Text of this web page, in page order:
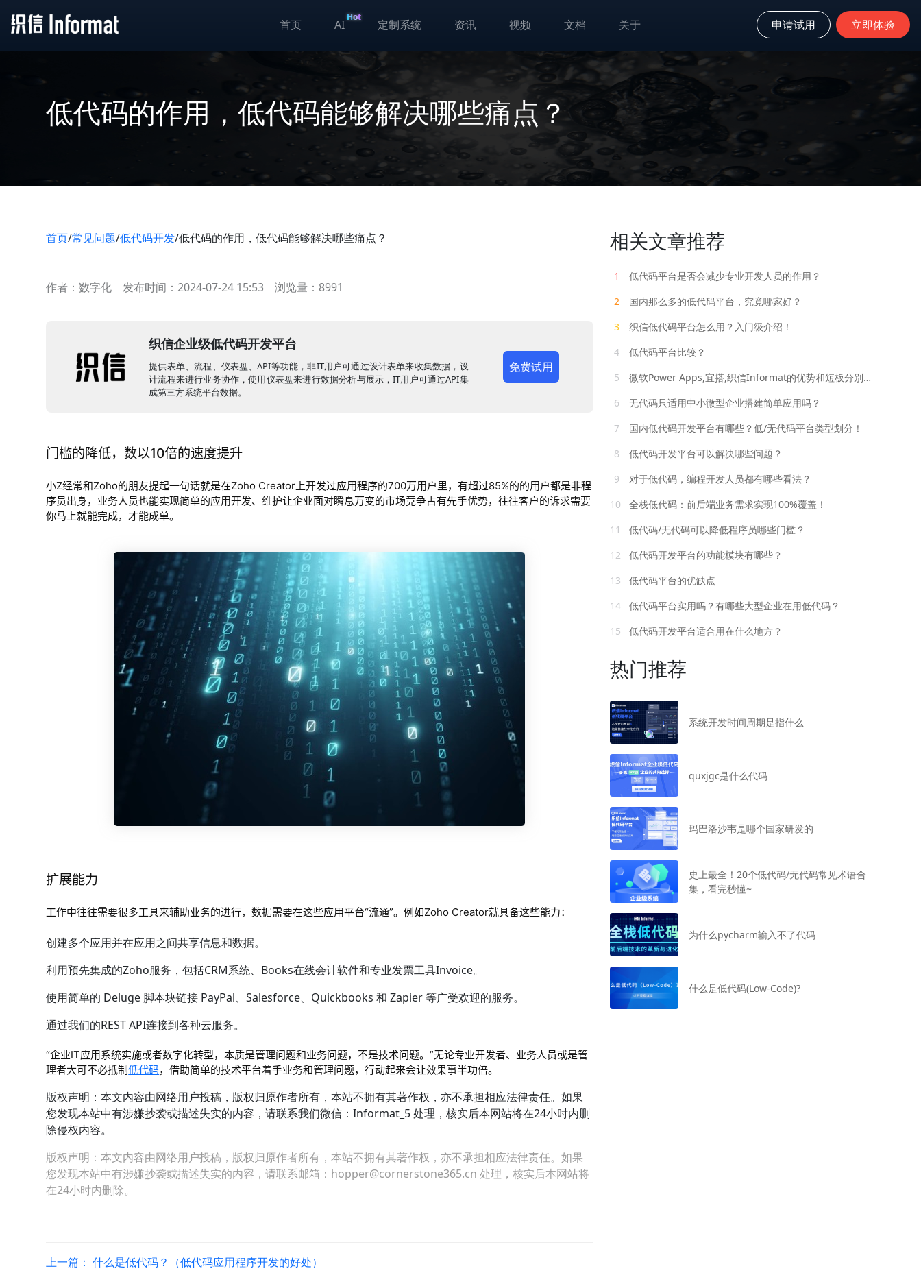
首页 AI 定制系统 资讯 视频 文档 关于 申请试用 立即体验
低代码的作用，低代码能够解决哪些痛点？
首页/常见问题/低代码开发/低代码的作用，低代码能够解决哪些痛点？
作者：数字化 发布时间：2024-07-24 15:53 浏览量：8991
织信企业级低代码开发平台
提供表单、流程、仪表盘、API等功能，非IT用户可通过设计表单来收集数据，设
计流程来进行业务协作，使用仪表盘来进行数据分析与展示，IT用户可通过API集
成第三方系统平台数据。
免费试用
门槛的降低，数以10倍的速度提升
小Z经常和Zoho的朋友提起一句话就是在Zoho Creator上开发过应用程序的700万用户里，有超过85%的的用户都是非程
序员出身，业务人员也能实现简单的应用开发、维护让企业面对瞬息万变的市场竞争占有先手优势，往往客户的诉求需要
你马上就能完成，才能成单。
扩展能力
工作中往往需要很多工具来辅助业务的进行，数据需要在这些应用平台“流通”。例如Zoho Creator就具备这些能力：
创建多个应用并在应用之间共享信息和数据。
利用预先集成的Zoho服务，包括CRM系统、Books在线会计软件和专业发票工具Invoice。
使用简单的 Deluge 脚本块链接 PayPal、Salesforce、Quickbooks 和 Zapier 等广受欢迎的服务。
通过我们的REST API连接到各种云服务。
“企业IT应用系统实施或者数字化转型，本质是管理问题和业务问题，不是技术问题。”无论专业开发者、业务人员或是管
理者大可不必抵制低代码，借助简单的技术平台着手业务和管理问题，行动起来会让效果事半功倍。
版权声明：本文内容由网络用户投稿，版权归原作者所有，本站不拥有其著作权，亦不承担相应法律责任。如果
您发现本站中有涉嫌抄袭或描述失实的内容，请联系我们微信：Informat_5 处理，核实后本网站将在24小时内删
除侵权内容。
版权声明：本文内容由网络用户投稿，版权归原作者所有，本站不拥有其著作权，亦不承担相应法律责任。如果
您发现本站中有涉嫌抄袭或描述失实的内容，请联系邮箱：hopper@cornerstone365.cn 处理，核实后本网站将
在24小时内删除。
上一篇：什么是低代码？（低代码应用程序开发的好处）
相关文章推荐
1
低代码平台是否会减少专业开发人员的作用？
2
国内那么多的低代码平台，究竟哪家好？
3
织信低代码平台怎么用？入门级介绍！
4
低代码平台比较？
5
微软Power Apps,宜搭,织信Informat的优势和短板分别有哪些？
6
无代码只适用中小微型企业搭建简单应用吗？
7
国内低代码开发平台有哪些？低/无代码平台类型划分！
8
低代码开发平台可以解决哪些问题？
9
对于低代码，编程开发人员都有哪些看法？
10
全栈低代码：前后端业务需求实现100%覆盖！
11
低代码/无代码可以降低程序员哪些门槛？
12
低代码开发平台的功能模块有哪些？
13
低代码平台的优缺点
14
低代码平台实用吗？有哪些大型企业在用低代码？
15
低代码开发平台适合用在什么地方？
热门推荐
系统开发时间周期是指什么
quxjgc是什么代码
玛巴洛沙韦是哪个国家研发的
史上最全！20个低代码/无代码常见术语合
集，看完秒懂~
为什么pycharm输入不了代码
什么是低代码(Low-Code)?